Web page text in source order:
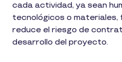
cada actividad, ya sean
tecnológicos o materiales,
reduce el riesgo de
desarrollo del proyecto.